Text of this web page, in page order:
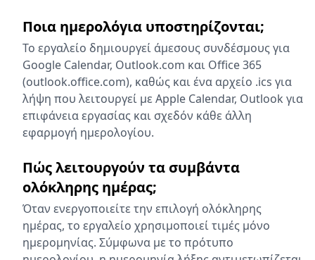
Ποια ημερολόγια υποστηρίζονται;
Το εργαλείο δημιουργεί άμεσους συνδέσμους για
Google Calendar, Outlook.com και Office 365
(outlook.office.com), καθώς και ένα αρχείο .ics για
λήψη που λειτουργεί με Apple Calendar, Outlook για
επιφάνεια εργασίας και σχεδόν κάθε άλλη
εφαρμογή ημερολογίου.
Πώς λειτουργούν τα συμβάντα
ολόκληρης ημέρας;
Όταν ενεργοποιείτε την επιλογή ολόκληρης
ημέρας, το εργαλείο χρησιμοποιεί τιμές μόνο
ημερομηνίας. Σύμφωνα με το πρότυπο